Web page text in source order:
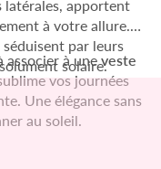
latérales, apportent
à votre allure.
séduisent par leurs
solaire.
associer à uneveste
vos journées
Une élégance sans
au soleil.